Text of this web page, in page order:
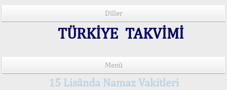
Diller
TÜRKİYE TAKVİMİ
Menü
15 Lisânda Namaz Vakitleri